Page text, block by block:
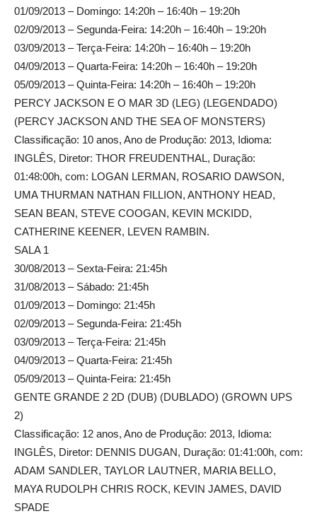
01/09/2013 – Domingo: 14:20h – 16:40h – 19:20h
02/09/2013 – Segunda-Feira: 14:20h – 16:40h – 19:20h
03/09/2013 – Terça-Feira: 14:20h – 16:40h – 19:20h
04/09/2013 – Quarta-Feira: 14:20h – 16:40h – 19:20h
05/09/2013 – Quinta-Feira: 14:20h – 16:40h – 19:20h
PERCY JACKSON E O MAR 3D (LEG) (LEGENDADO)
(PERCY JACKSON AND THE SEA OF MONSTERS)
Classificação: 10 anos, Ano de Produção: 2013, Idioma:
INGLÊS, Diretor: THOR FREUDENTHAL, Duração:
01:48:00h, com: LOGAN LERMAN, ROSARIO DAWSON,
UMA THURMAN NATHAN FILLION, ANTHONY HEAD,
SEAN BEAN, STEVE COOGAN, KEVIN MCKIDD,
CATHERINE KEENER, LEVEN RAMBIN.
SALA 1
30/08/2013 – Sexta-Feira: 21:45h
31/08/2013 – Sábado: 21:45h
01/09/2013 – Domingo: 21:45h
02/09/2013 – Segunda-Feira: 21:45h
03/09/2013 – Terça-Feira: 21:45h
04/09/2013 – Quarta-Feira: 21:45h
05/09/2013 – Quinta-Feira: 21:45h
GENTE GRANDE 2 2D (DUB) (DUBLADO) (GROWN UPS
2)
Classificação: 12 anos, Ano de Produção: 2013, Idioma:
INGLÊS, Diretor: DENNIS DUGAN, Duração: 01:41:00h, com:
ADAM SANDLER, TAYLOR LAUTNER, MARIA BELLO,
MAYA RUDOLPH CHRIS ROCK, KEVIN JAMES, DAVID
SPADE